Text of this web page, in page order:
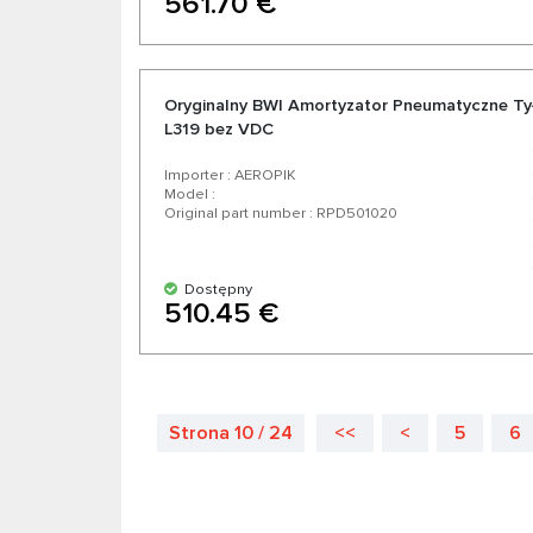
Oryginalny BWI Amortyzator Pneumatyczne
L319 bez VDC
Importer : AEROPIK
Model :
Original part number : RPD501020
Dostępny
510.45 €
Strona 10 / 24 << < 5 6